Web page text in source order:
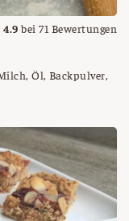
4.9 bei71 Bewertungen
Öl, Backpulver,